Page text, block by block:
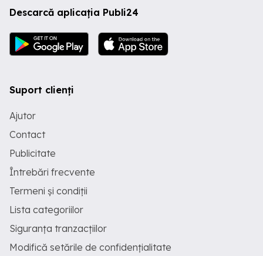
Descarcă aplicația Publi24
Suport clienți
Ajutor
Contact
Publicitate
Întrebări frecvente
Termeni și condiții
Lista categoriilor
Siguranța tranzacțiilor
Modifică setările de confidențialitate